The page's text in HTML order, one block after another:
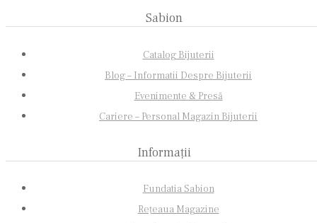
Sabion
Catalog Bijuterii
Blog – Informatii Despre Bijuterii
Evenimente & Presă
Cariere – Personal Magazin Bijuterii
Informații
Fundatia Sabion
Rețeaua Magazine